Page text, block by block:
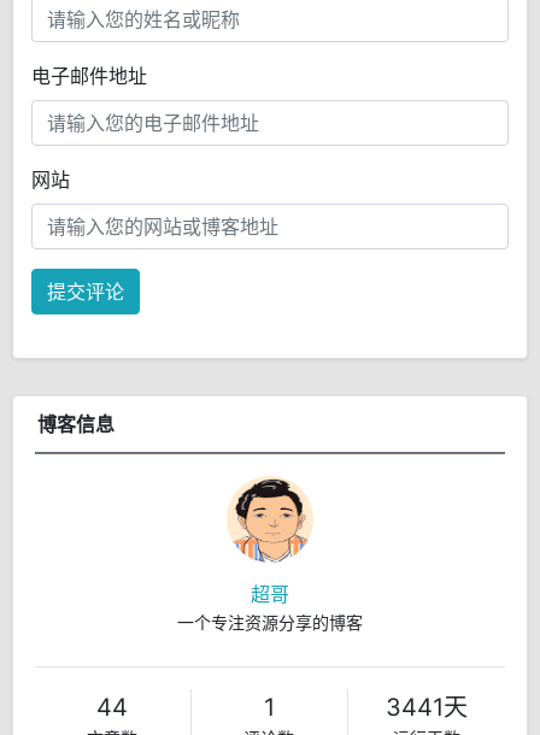
电子邮件地址
网站
提交评论
博客信息
超哥
一个专注资源分享的博客
44 1 3441天